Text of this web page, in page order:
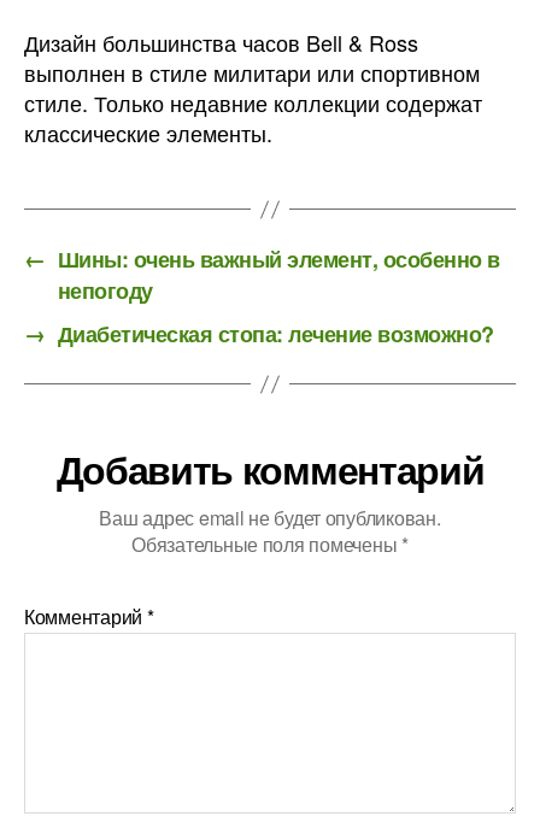
Дизайн большинства часов Bell & Ross
выполнен в стиле милитари или спортивном
стиле. Только недавние коллекции содержат
классические элементы.
← Шины: очень важный элемент, особенно в
непогоду
→ Диабетическая стопа: лечение возможно?
Добавить комментарий
Ваш адрес email не будет опубликован.
Обязательные поля помечены *
Комментарий *